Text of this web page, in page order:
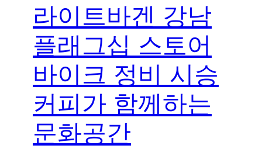
라이트바겐 강남
플래그십 스토어
바이크 정비 시승
커피가 함께하는
문화공간